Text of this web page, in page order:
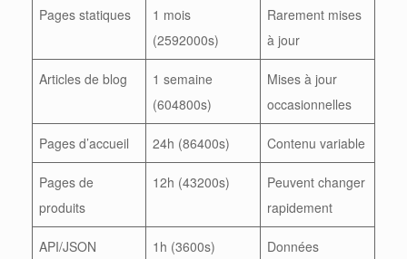
Pages statiques
1 mois
(2592000s)
Rarement mises
à jour
Articles de blog
1 semaine
(604800s)
Mises à jour
occasionnelles
Pages d’accueil 24h (86400s) Contenu variable
Pages de
produits
12h (43200s)
Peuvent changer
rapidement
API/JSON 1h (3600s) Données